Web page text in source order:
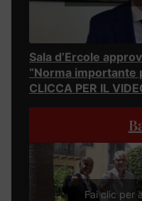
Sala d’Ercole
“Norma importante
CLICCA PER IL
Fai clic per